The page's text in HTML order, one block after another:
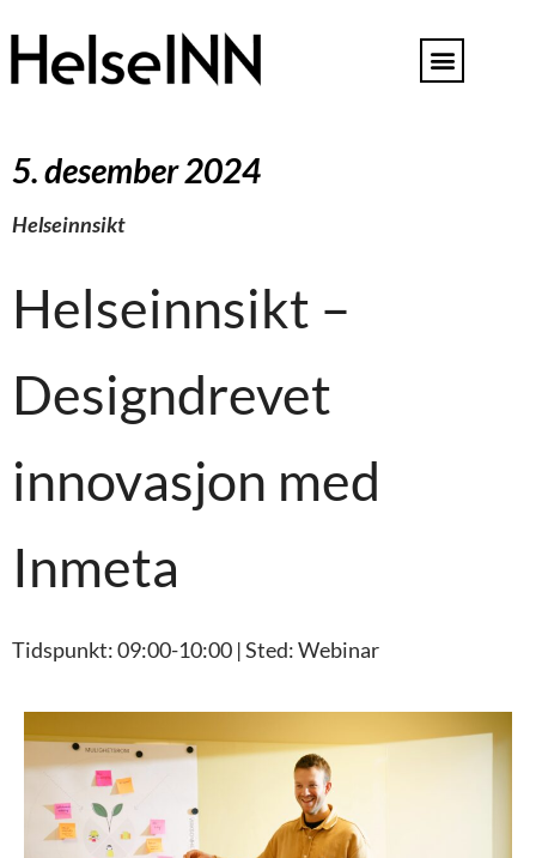
5. desember 2024
Helseinnsikt
Helseinnsikt –
Designdrevet
innovasjon med
Inmeta
Tidspunkt: 09:00-10:00 | Sted: Webinar